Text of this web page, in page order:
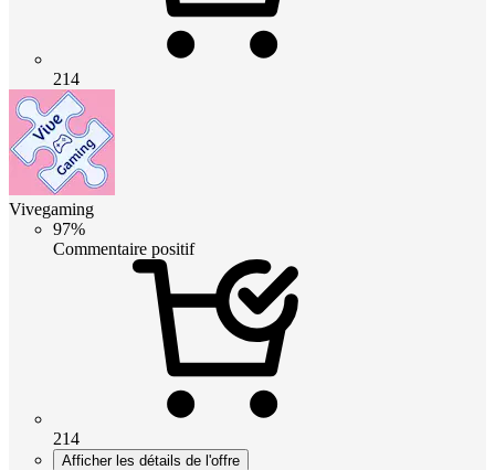
214
Vivegaming
97%
Commentaire positif
214
Afficher les détails de l'offre